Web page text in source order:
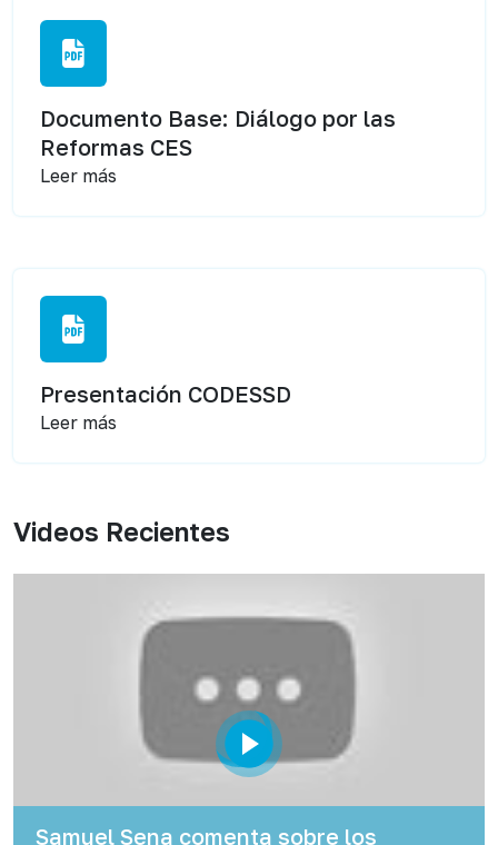
Documento Base: Diálogo por las
Reformas CES
Leer más
Presentación CODESSD
Leer más
Videos Recientes
Samuel Sena comenta sobre los